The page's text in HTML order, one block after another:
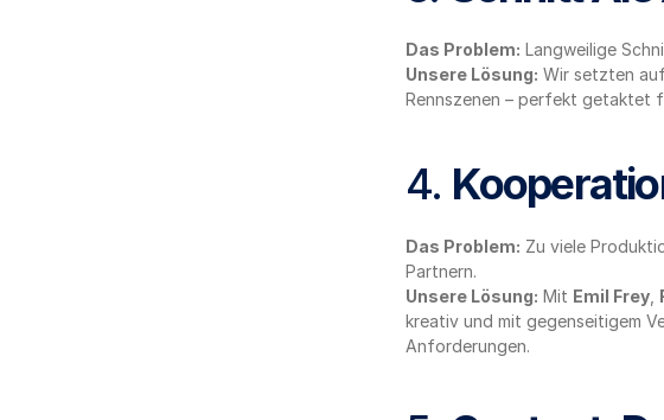
Das Problem: Langweilige
Unsere Lösung: Wir setzten
Rennszenen – perfekt getaktet
4.
Das Problem: Zu viele
Partnern.
Unsere Lösung: Mit Emil Frey
kreativ und mit gegenseitigem
Anforderungen.